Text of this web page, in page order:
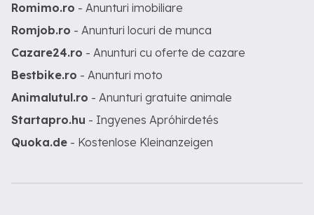
Romimo.ro - Anunturi imobiliare
Romjob.ro - Anunturi locuri de munca
Cazare24.ro - Anunturi cu oferte de cazare
Bestbike.ro - Anunturi moto
Animalutul.ro - Anunturi gratuite animale
Startapro.hu - Ingyenes Apróhirdetés
Quoka.de - Kostenlose Kleinanzeigen